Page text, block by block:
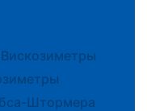
Штормера